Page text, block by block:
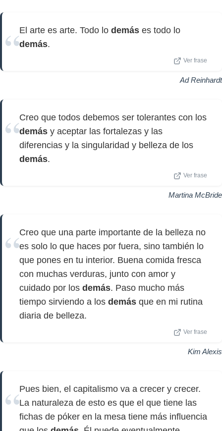
El arte es arte. Todo lo demás es todo lo
demás.
Ver frase
Ad Reinhardt
Creo que todos debemos ser tolerantes con los
demás y aceptar las fortalezas y las
diferencias y la singularidad y belleza de los
demás.
Ver frase
Martina McBride
Creo que una parte importante de la belleza no
es solo lo que haces por fuera, sino también lo
que pones en tu interior. Buena comida fresca
con muchas verduras, junto con amor y
cuidado por los demás. Paso mucho más
tiempo sirviendo a los demás que en mi rutina
diaria de belleza.
Ver frase
Kim Alexis
Pues bien, el capitalismo va a crecer y crecer.
La naturaleza de esto es que el que tiene las
fichas de póker en la mesa tiene más influencia